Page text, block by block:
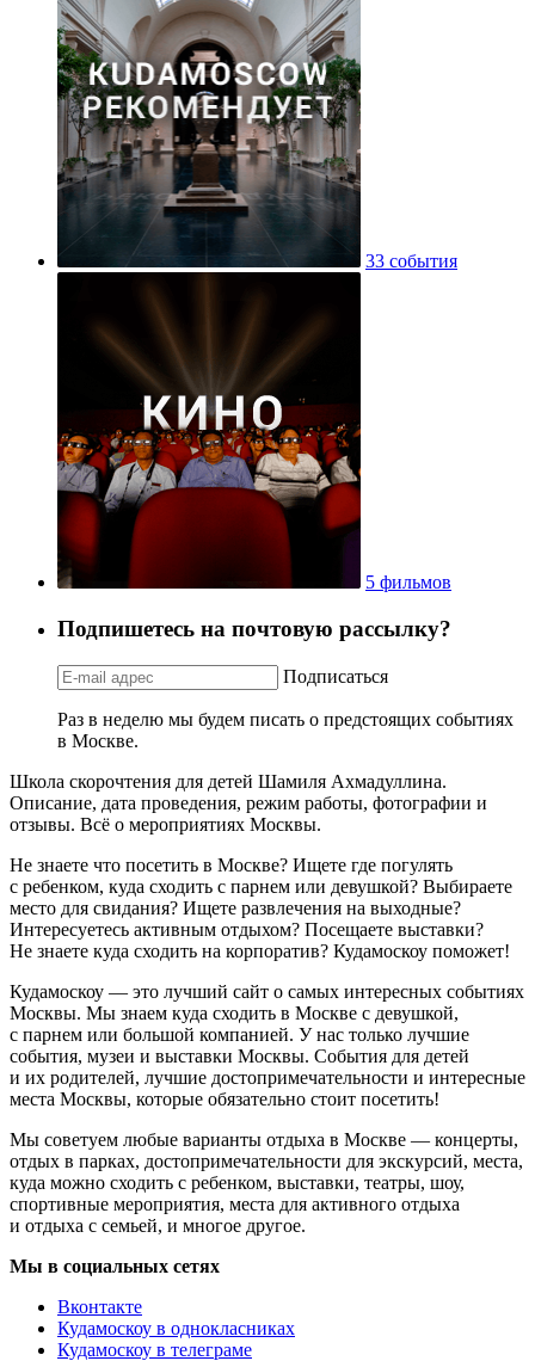
33 события
5 фильмов
Подпишетесь на почтовую рассылку?
Подписаться
Раз в неделю мы будем писать о предстоящих событиях
в Москве.
Школа скорочтения для детей Шамиля Ахмадуллина.
Описание, дата проведения, режим работы, фотографии и
отзывы. Всё о мероприятиях Москвы.
Не знаете что посетить в Москве? Ищете где погулять
с ребенком, куда сходить с парнем или девушкой? Выбираете
место для свидания? Ищете развлечения на выходные?
Интересуетесь активным отдыхом? Посещаете выставки?
Не знаете куда сходить на корпоратив? Кудамоскоу поможет!
Кудамоскоу — это лучший сайт о самых интересных событиях
Москвы. Мы знаем куда сходить в Москве с девушкой,
с парнем или большой компанией. У нас только лучшие
события, музеи и выставки Москвы. События для детей
и их родителей, лучшие достопримечательности и интересные
места Москвы, которые обязательно стоит посетить!
Мы советуем любые варианты отдыха в Москве — концерты,
отдых в парках, достопримечательности для экскурсий, места,
куда можно сходить с ребенком, выставки, театры, шоу,
спортивные мероприятия, места для активного отдыха
и отдыха с семьей, и многое другое.
Мы в социальных сетях
Вконтакте
Кудамоскоу в однокласниках
Кудамоскоу в телеграме